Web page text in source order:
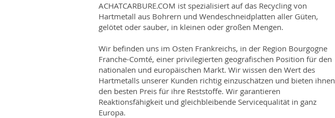
ACHATCARBURE.COM ist spezialisiert auf das Recycling von
Hartmetall aus Bohrern und Wendeschneidplatten aller Güten,
gelötet oder sauber, in kleinen oder großen Mengen.
Wir befinden uns im Osten Frankreichs, in der Region Bourgogne
Franche-Comté, einer privilegierten geografischen Position für den
nationalen und europäischen Markt. Wir wissen den Wert des
Hartmetalls unserer Kunden richtig einzuschätzen und bieten ihnen
den besten Preis für ihre Reststoffe. Wir garantieren
Reaktionsfähigkeit und gleichbleibende Servicequalität in ganz
Europa.